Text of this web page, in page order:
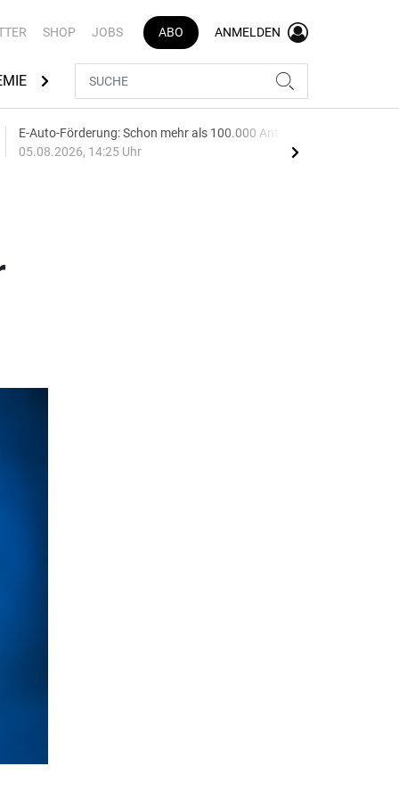
SHOP JOBS ABO ANMELDEN
AUTOMARKEN
E-Auto-Förderung: Schon mehr als 100.000 Anträge
05.08.2026, 14:25 Uhr